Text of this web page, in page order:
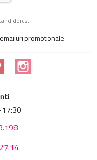
doresti
promotionale
Pinterest